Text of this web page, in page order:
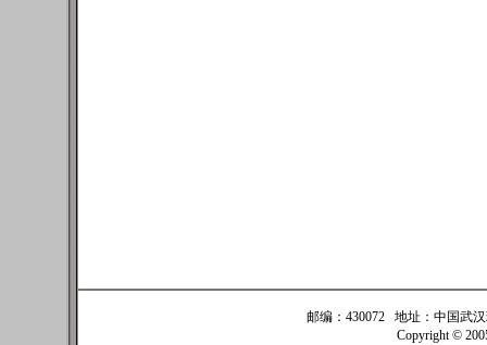
邮编：430072 地址：中国武
Copyright ©